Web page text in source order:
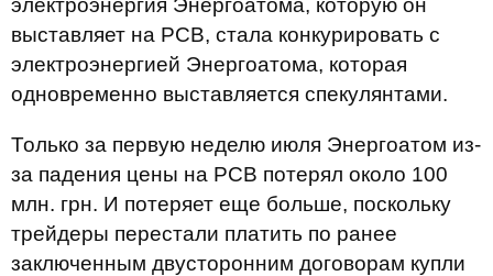
электроэнергия Энергоатома, которую он
выставляет на РСВ, стала конкурировать с
электроэнергией Энергоатома, которая
одновременно выставляется спекулянтами.
Только за первую неделю июля Энергоатом из-
за падения цены на РСВ потерял около 100
млн. грн. И потеряет еще больше, поскольку
трейдеры перестали платить по ранее
заключенным двусторонним договорам купли